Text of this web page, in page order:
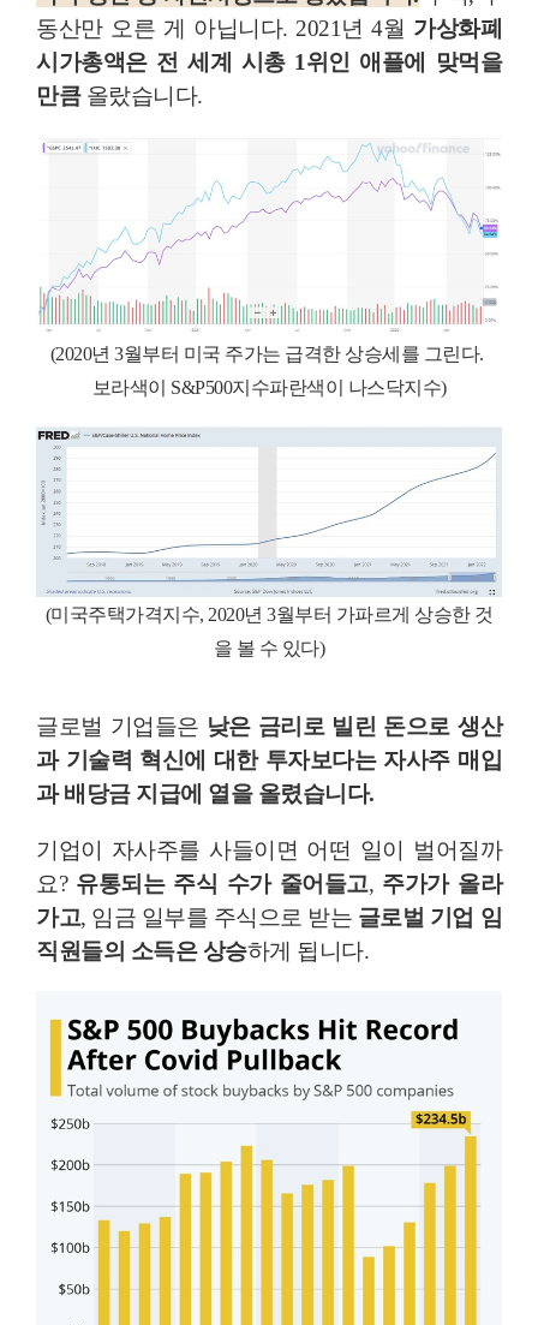
동산만 오른 게 아닙니다. 2021년 4월 가상화폐
시가총액은 전 세계 시총 1위인 애플에 맞먹을
만큼올랐습니다.
(2020년 3월부터 미국 주가는 급격한 상승세를 그린다.
보라색이 S&P500지수파란색이 나스닥지수)
(미국주택가격지수, 2020년 3월부터 가파르게 상승한 것
을 볼 수 있다)
글로벌 기업들은 낮은 금리로 빌린 돈으로 생산
과 기술력 혁신에 대한 투자보다는 자사주 매입
과 배당금 지급에 열을 올렸습니다.
기업이 자사주를 사들이면 어떤 일이 벌어질까
요? 유통되는 주식 수가 줄어들고, 주가가 올라
가고, 임금 일부를 주식으로 받는 글로벌 기업 임
직원들의 소득은 상승하게 됩니다.